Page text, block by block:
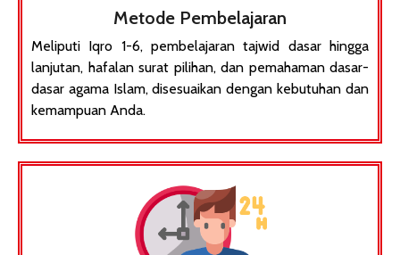
Metode Pembelajaran
Meliputi Iqro 1-6, pembelajaran tajwid dasar hingga
lanjutan, hafalan surat pilihan, dan pemahaman dasar-
dasar agama Islam, disesuaikan dengan kebutuhan dan
kemampuan Anda.​